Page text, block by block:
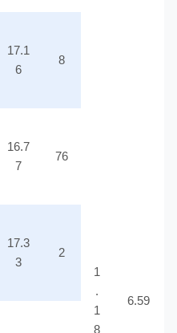
17.1
6
8
16.7
7
76
1
.
1
8
6.59
17.3
3
2